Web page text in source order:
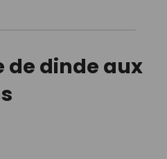
de dinde aux